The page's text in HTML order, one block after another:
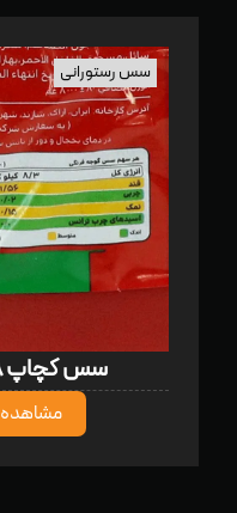
سس کچاپ ۸کیلویی
مشاهده
سس رستورانی